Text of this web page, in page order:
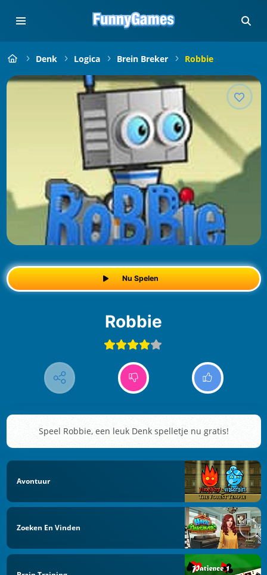
Denk Logica Brein Breker Robbie
Nu Spelen
Robbie
Speel Robbie, een leuk Denk spelletje nu gratis!
Avontuur
Zoeken En Vinden